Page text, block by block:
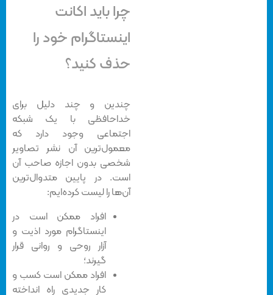
چرا باید اکانت
اینستاگرام خود را
حذف کنید؟
چندین و چند دلیل برای
خداحافظی با یک شبکه
اجتماعی وجود دارد که
معمول‌ترین آن نشر تصاویر
شخصی بدون اجازه صاحب آن
است. در پایین متدوال‌ترین
آن‌ها را لیست کرده‌ایم:
افراد ممکن است در
اینستاگرام مورد اذیت و
آزار روحی و روانی قرار
گیرند؛
افراد ممکن است کسب و
کار جدیدی راه انداخته